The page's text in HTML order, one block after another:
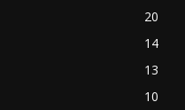
20
14
13
10